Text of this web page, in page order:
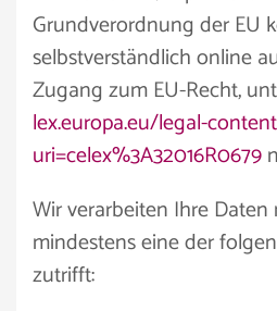
Grundverordnung der EU
selbstverständlich online
Zugang zum EU-Recht,
lex.europa.eu/legal-
uri=celex%3A32016R0679
Wir verarbeiten Ihre Daten
mindestens eine der
zutrifft: